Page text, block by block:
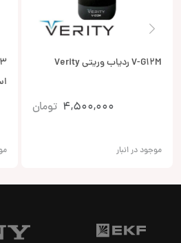
V-G12M ردیاب وریتی Verity
4,500,000 تومان
موجود در انبار